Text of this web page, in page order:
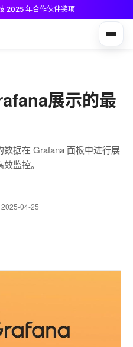
2025 年合作伙伴奖项
展示的最
据在 Grafana 面板中进行展
监控。
04-25